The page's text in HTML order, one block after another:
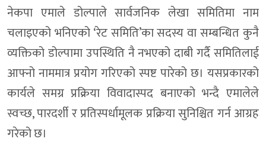
नेकपा एमाले डोल्पाले सार्वजनिक लेखा समितिमा नाम
चलाइएको भनिएको ‘रेट समिति’का सदस्य वा सम्बन्धित कुनै
व्यक्तिको डोल्पामा उपस्थिति नै नभएको दाबी गर्दै समितिलाई
आफ्नो नाममात्र प्रयोग गरिएको स्पष्ट पारेको छ। यसप्रकारको
कार्यले समग्र प्रक्रिया विवादास्पद बनाएको भन्दै एमालेले
स्वच्छ, पारदर्शी र प्रतिस्पर्धामूलक प्रक्रिया सुनिश्चित गर्न आग्रह
गरेको छ।